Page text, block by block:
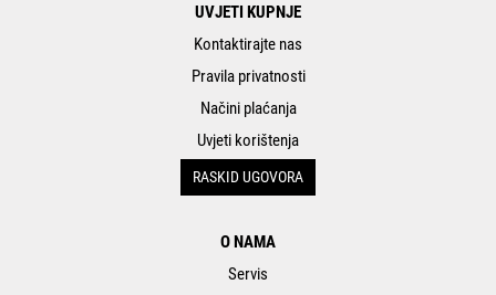
UVJETI KUPNJE
Kontaktirajte nas
Pravila privatnosti
Načini plaćanja
Uvjeti korištenja
RASKID UGOVORA
O NAMA
Servis